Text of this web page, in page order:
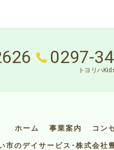
0297-
トヨリハ
ホーム 事業案内 コン
市のデイサービス･株式会社